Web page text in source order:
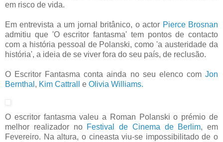
em risco de vida.
Em entrevista a um jornal britânico, o actor Pierce Brosnan
admitiu que 'O escritor fantasma' tem pontos de contacto
com a história pessoal de Polanski, como 'a austeridade da
história', a ideia de se viver fora do seu país, de reclusão.
O Escritor Fantasma conta ainda no seu elenco com Jon
Bernthal , Kim Cattrall e Olivia Williams.
O escritor fantasma valeu a Roman Polanski o prémio de
melhor realizador no Festival de Cinema de Berlim, em
Fevereiro. Na altura, o cineasta viu-se impossibilitado de o